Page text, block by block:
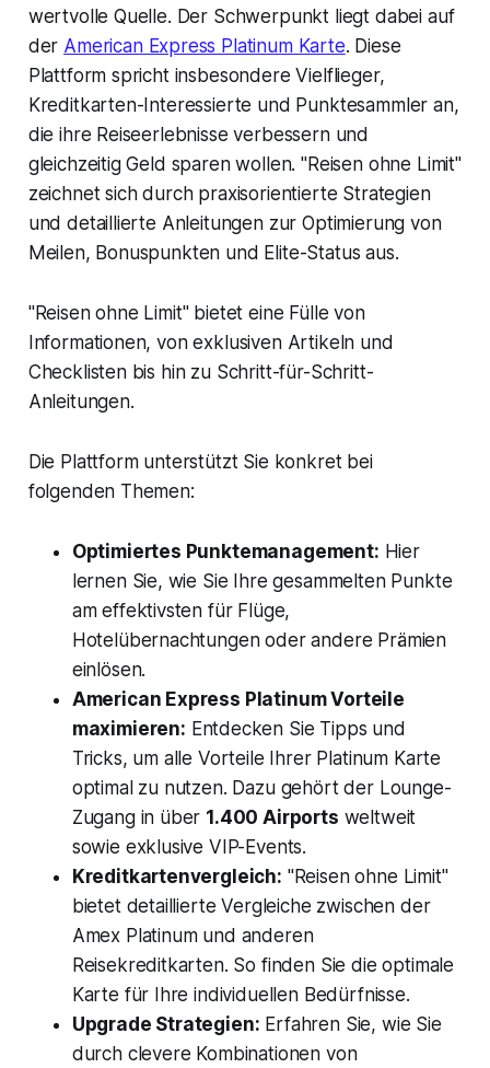
wertvolle Quelle. Der Schwerpunkt liegt dabei auf
der American Express Platinum Karte. Diese
Plattform spricht insbesondere Vielflieger,
Kreditkarten-Interessierte und Punktesammler an,
die ihre Reiseerlebnisse verbessern und
gleichzeitig Geld sparen wollen. "Reisen ohne Limit"
zeichnet sich durch praxisorientierte Strategien
und detaillierte Anleitungen zur Optimierung von
Meilen, Bonuspunkten und Elite-Status aus.
"Reisen ohne Limit" bietet eine Fülle von
Informationen, von exklusiven Artikeln und
Checklisten bis hin zu Schritt-für-Schritt-
Anleitungen.
Die Plattform unterstützt Sie konkret bei
folgenden Themen:
Optimiertes Punktemanagement: Hier
lernen Sie, wie Sie Ihre gesammelten Punkte
am effektivsten für Flüge,
Hotelübernachtungen oder andere Prämien
einlösen.
American Express Platinum Vorteile
maximieren: Entdecken Sie Tipps und
Tricks, um alle Vorteile Ihrer Platinum Karte
optimal zu nutzen. Dazu gehört der Lounge-
Zugang in über 1.400 Airports weltweit
sowie exklusive VIP-Events.
Kreditkartenvergleich: "Reisen ohne Limit"
bietet detaillierte Vergleiche zwischen der
Amex Platinum und anderen
Reisekreditkarten. So finden Sie die optimale
Karte für Ihre individuellen Bedürfnisse.
Upgrade Strategien: Erfahren Sie, wie Sie
durch clevere Kombinationen von